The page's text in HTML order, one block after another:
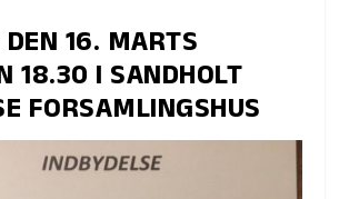
16. MARTS
18.30 I SANDHOLT
FORSAMLINGSHUS